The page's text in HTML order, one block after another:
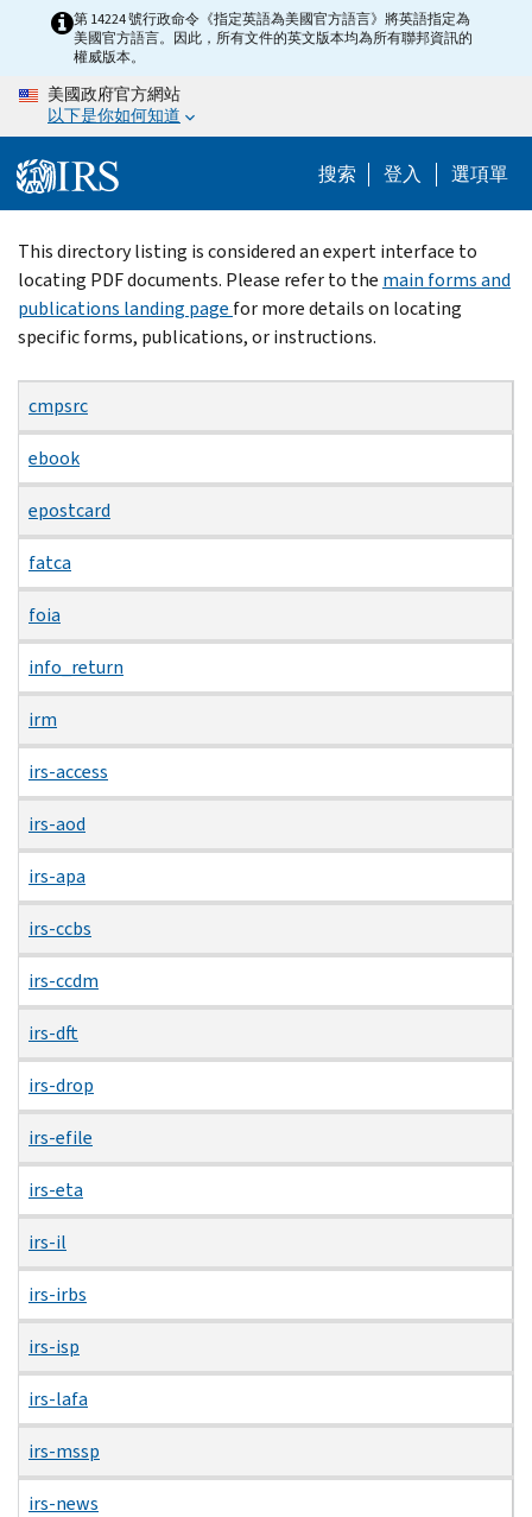
content
第 14224 號行政命令《指定英語為美國官方語言》將英語指定為
美國官方語言。因此，所有文件的英文版本均為所有聯邦資訊的
權威版本。
美國政府官方網站
以下是你如何知道
搜索 登入 選項單
Beginning
of
main
content
This directory listing is considered an expert interface to
locating PDF documents. Please refer to the main forms and
publications landing page for more details on locating
specific forms, publications, or instructions.
cmpsrc
ebook
epostcard
fatca
foia
info_return
irm
irs-access
irs-aod
irs-apa
irs-ccbs
irs-ccdm
irs-dft
irs-drop
irs-efile
irs-eta
irs-il
irs-irbs
irs-isp
irs-lafa
irs-mssp
irs-news